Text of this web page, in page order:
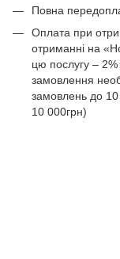
Повна
Оплата при
отриманні на
цю послугу –
замовлення
замовлень до 10
10 000грн)